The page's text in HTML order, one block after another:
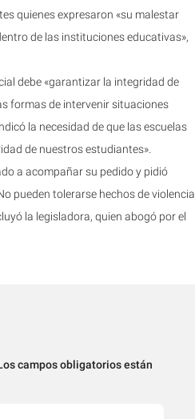
quienes expresaron «su malestar
de las instituciones educativas»,
debe «garantizar la integridad de
formas de intervenir situaciones
la necesidad de que las escuelas
de nuestros estudiantes».
a acompañar su pedido y pidió
pueden tolerarse hechos de violencia
la legisladora, quien abogó por el
campos obligatorios están